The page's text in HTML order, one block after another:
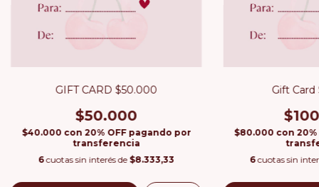
GIFT CARD $50.000
$50.000
$40.000 con 20% OFF pagando por
transferencia
6 cuotas sin interés de $8.333,33
Gift
$80.000 con
6 cuotas sin